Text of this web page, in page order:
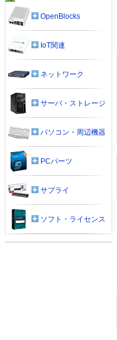
OpenBlocks
IoT関連
ネットワーク
サーバ・ストレージ
パソコン・周辺機器
PCパーツ
サプライ
ソフト・ライセンス